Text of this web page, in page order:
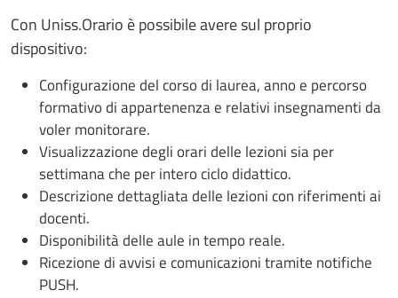
Con Uniss.Orario è possibile avere sul proprio
dispositivo:
Configurazione del corso di laurea, anno e percorso
formativo di appartenenza e relativi insegnamenti da
voler monitorare.
Visualizzazione degli orari delle lezioni sia per
settimana che per intero ciclo didattico.
Descrizione dettagliata delle lezioni con riferimenti ai
docenti.
Disponibilità delle aule in tempo reale.
Ricezione di avvisi e comunicazioni tramite notifiche
PUSH.